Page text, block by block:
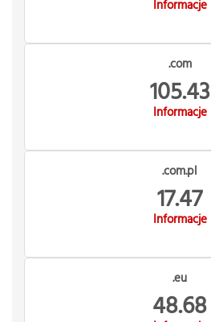
Informacje
.com
105.43
Informacje
.com.pl
17.47
Informacje
.eu
48.68